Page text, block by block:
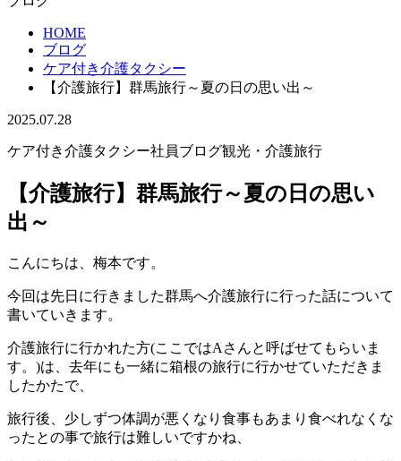
HOME
ブログ
ケア付き介護タクシー
【介護旅行】群馬旅行～夏の日の思い出～
2025.07.28
ケア付き介護タクシー社員ブログ観光・介護旅行
【介護旅行】群馬旅行～夏の日の思い
出～
こんにちは、梅本です。
今回は先日に行きました群馬へ介護旅行に行った話について
書いていきます。
介護旅行に行かれた方(ここではAさんと呼ばせてもらいま
す。)は、去年にも一緒に箱根の旅行に行かせていただきま
したかたで、
旅行後、少しずつ体調が悪くなり食事もあまり食べれなくな
ったとの事で旅行は難しいですかね、